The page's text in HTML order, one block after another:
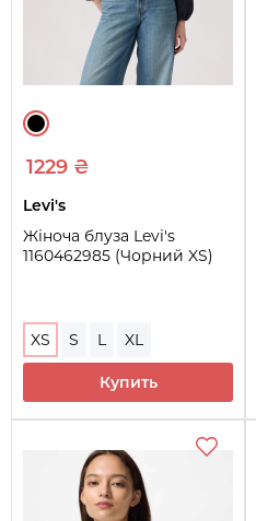
1229 ₴
Levi's
Жіноча блуза Levi's
1160462985 (Чорний XS)
XS S L XL
Купить